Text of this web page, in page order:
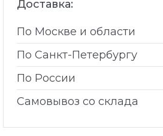
Доставка:
По Москве и области
По Санкт-Петербургу
По России
Самовывоз со склада